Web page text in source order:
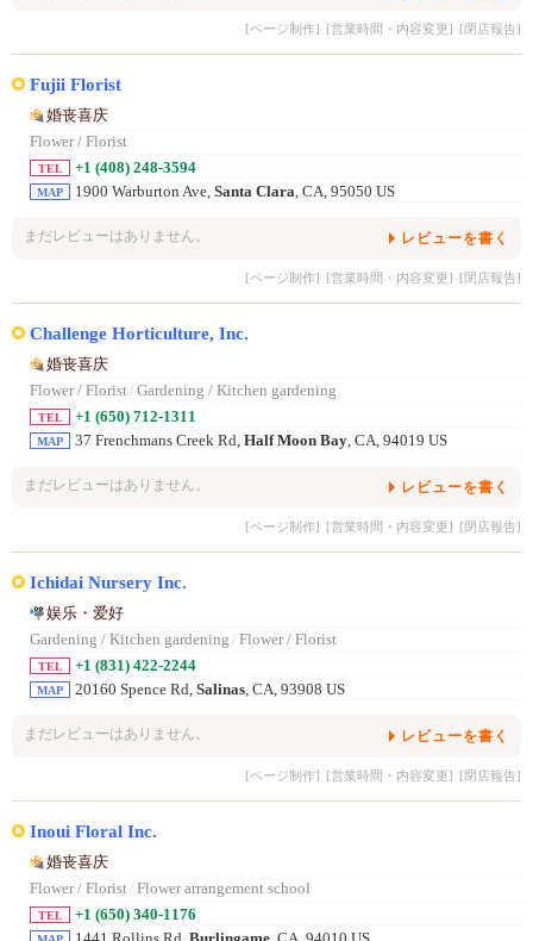
[ページ制作] [営業時間・内容変更] [閉店報告]
Fujii Florist
婚丧喜庆
Flower / Florist
TEL +1 (408) 248-3594
MAP 1900 Warburton Ave, Santa Clara, CA, 95050 US
まだレビューはありません。 レビューを書く
[ページ制作] [営業時間・内容変更] [閉店報告]
Challenge Horticulture, Inc.
婚丧喜庆
Flower / Florist/ Gardening / Kitchen gardening
TEL +1 (650) 712-1311
MAP 37 Frenchmans Creek Rd, Half Moon Bay, CA, 94019 US
まだレビューはありません。 レビューを書く
[ページ制作] [営業時間・内容変更] [閉店報告]
Ichidai Nursery Inc.
娱乐・爱好
Gardening / Kitchen gardening / Flower / Florist
TEL +1 (831) 422-2244
MAP 20160 Spence Rd, Salinas, CA, 93908 US
まだレビューはありません。 レビューを書く
[ページ制作] [営業時間・内容変更] [閉店報告]
Inoui Floral Inc.
婚丧喜庆
Flower / Florist/ Flower arrangement school
TEL +1 (650) 340-1176